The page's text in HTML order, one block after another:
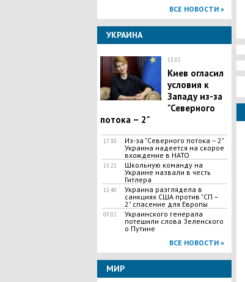
ВСЕ НОВОСТИ »
УКРАИНА
13:02
Киев огласил
условия к
Западу из-за
"Северного
потока – 2"
17:30
Из-за "Северного потока – 2"
Украина надеется на скорое
вхождение в НАТО
15:22
Школьную команду на
Украине назвали в честь
Гитлера
11:40
Украина разглядела в
санкциях США против "СП –
2" спасение для Европы
09:02
Украинского генерала
потешили слова Зеленского
о Путине
ВСЕ НОВОСТИ »
МИР